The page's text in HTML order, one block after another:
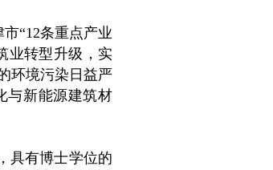
“12条重点产业
业转型升级，实
环境污染日益严
与新能源建筑材
具有博士学位的